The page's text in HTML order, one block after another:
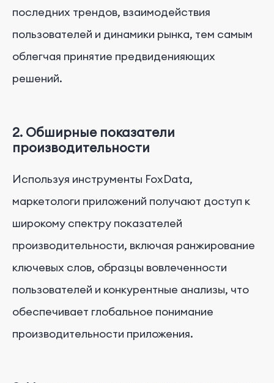
последних трендов, взаимодействия
пользователей и динамики рынка, тем самым
облегчая принятие предвиденияющих
решений.
2. Обширные показатели
производительности
Используя инструменты FoxData,
маркетологи приложений получают доступ к
широкому спектру показателей
производительности, включая ранжирование
ключевых слов, образцы вовлеченности
пользователей и конкурентные анализы, что
обеспечивает глобальное понимание
производительности приложения.